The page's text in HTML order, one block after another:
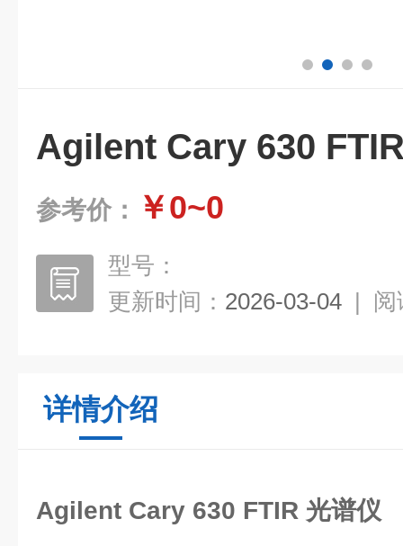
Agilent Cary 630
参考价： ￥0~0
型号：
更新时间： 2026-03-04 | 阅
详情介绍
Agilent Cary 630 FTIR 光谱仪